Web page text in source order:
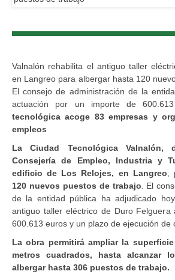
Valnalón rehabilita el antiguo taller
en Langreo para albergar hasta 120
El consejo de administración de la
actuación por un importe de
tecnológica acoge 83 empresas y
empleos
La Ciudad Tecnológica Valnalón,
Consejería de Empleo, Industria y
edificio de Los Relojes, en Langreo
120 nuevos puestos de trabajo . El
de la entidad pública ha adjudicado
antiguo taller eléctrico de Duro
600.613 euros y un plazo de ejecución de
La obra permitirá ampliar la
metros cuadrados, hasta alcanzar
albergar hasta 306 puestos de trabajo.